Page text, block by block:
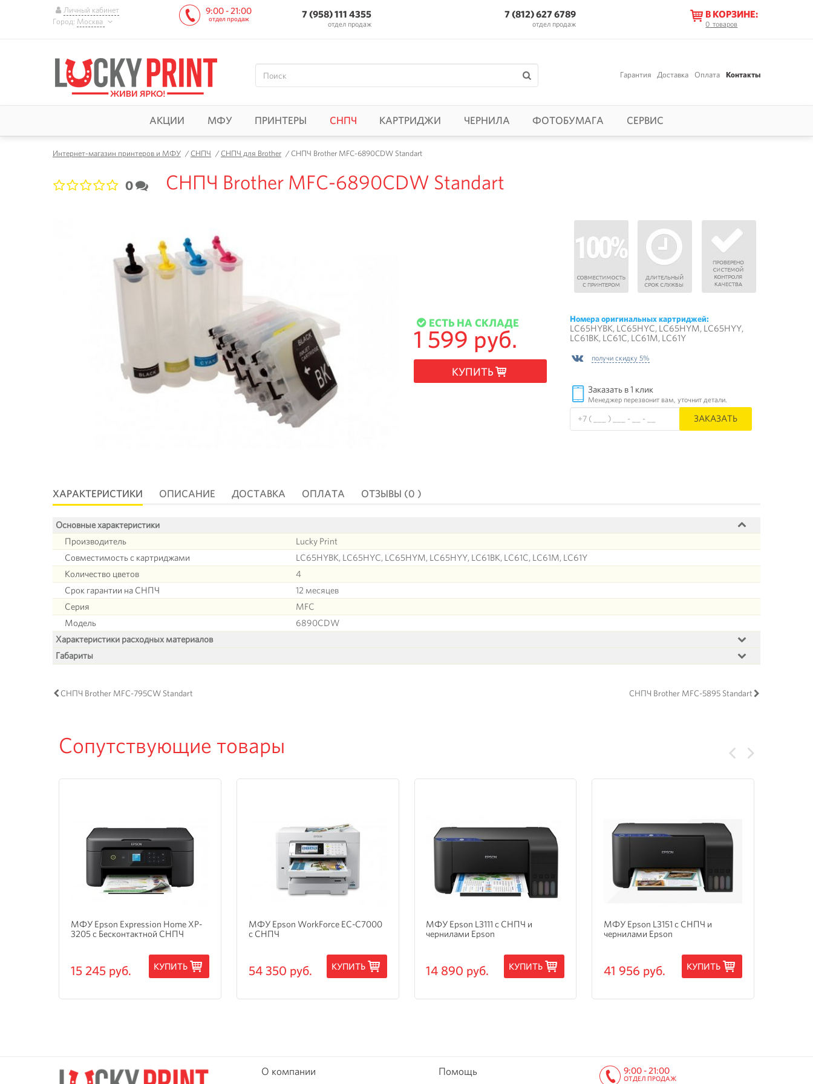
Личный кабинет
Город: Москва
9:00 - 21:00
отдел продаж 7 (958) 111 4355
отдел продаж
7 (812) 627 6789
отдел продаж
В КОРЗИНЕ:
0 товаров
Гарантия Доставка Оплата Контакты
АКЦИИ МФУ ПРИНТЕРЫ СНПЧ КАРТРИДЖИ ЧЕРНИЛА ФОТОБУМАГА СЕРВИС
Интернет-магазин принтеров и МФУ /СНПЧ /СНПЧ для Brother /СНПЧ Brother MFC-6890CDW Standart
0 СНПЧ Brother MFC-6890CDW Standart
ЕСТЬ НА СКЛАДЕ
1 599 руб.
КУПИТЬ
Номера оригинальных картриджей:
LC65HYBK, LC65HYC, LC65HYM, LC65HYY,
LC61BK, LC61C, LC61M, LC61Y
получи скидку 5%
Заказать в 1 клик
Менеджер перезвонит вам, уточнит детали.
ЗАКАЗАТЬ
ХАРАКТЕРИСТИКИ ОПИСАНИЕ ДОСТАВКА ОПЛАТА ОТЗЫВЫ (0 )
Основные характеристики
Производитель
Lucky Print
Совместимость с картриджами
LC65HYBK, LC65HYC, LC65HYM, LC65HYY, LC61BK, LC61C, LC61M, LC61Y
Количество цветов
4
Срок гарантии на СНПЧ
12 месяцев
Серия
MFC
Модель
6890CDW
Характеристики расходных материалов
Габариты
СНПЧ Brother MFC-795CW Standart СНПЧ Brother MFC-5895 Standart
Сопутствующие товары
МФУ Epson Expression Home XP-
3205 с Бесконтактной СНПЧ
15 245 руб. КУПИТЬ
МФУ Epson WorkForce EC-C7000
с СНПЧ
54 350 руб. КУПИТЬ
МФУ Epson L3111 с СНПЧ и
чернилами Epson
14 890 руб. КУПИТЬ
МФУ Epson L3151 с СНПЧ и
чернилами Epson
41 956 руб. КУПИТЬ
О компании Помощь 9:00 - 21:00
ОТДЕЛ ПРОДАЖ